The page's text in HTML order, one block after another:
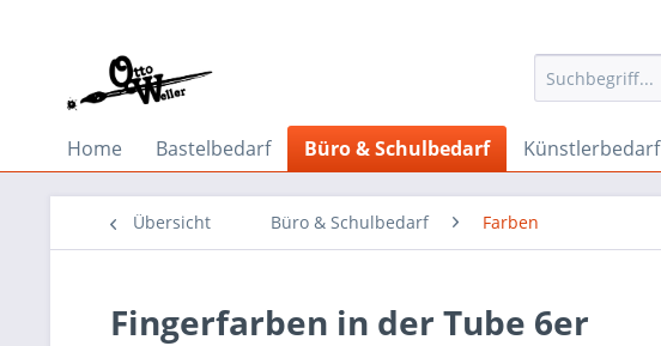
Home Bastelbedarf Büro & Schulbedarf Künstlerbedarf
Übersicht Büro & Schulbedarf Farben
Fingerfarben in der Tube 6er